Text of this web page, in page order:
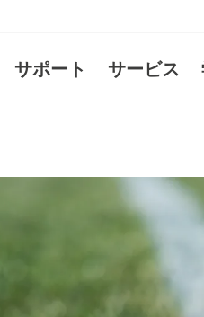
サポート サービス